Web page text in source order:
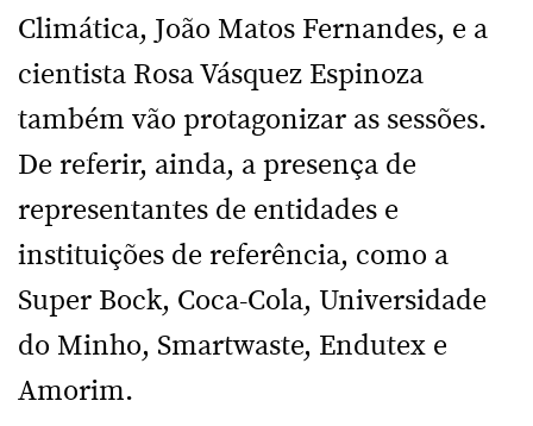
Climática, João Matos Fernandes, e a
cientista Rosa Vásquez Espinoza
também vão protagonizar as sessões.
De referir, ainda, a presença de
representantes de entidades e
instituições de referência, como a
Super Bock, Coca-Cola, Universidade
do Minho, Smartwaste, Endutex e
Amorim.